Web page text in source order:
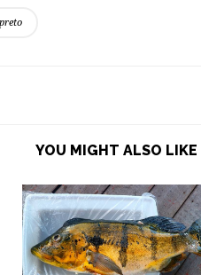
YOU MIGHT ALSO LIKE